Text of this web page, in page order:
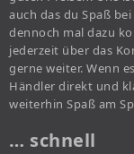
auch das du Spaß
dennoch mal dazu
jederzeit über das
gerne weiter. Wenn
Händler direkt und
weiterhin Spaß am
… schnell